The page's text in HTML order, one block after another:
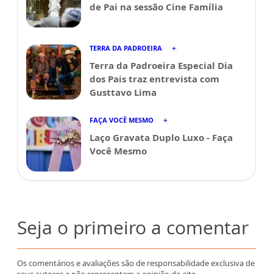
de Pai na sessão Cine Família
TERRA DA PADROEIRA
Terra da Padroeira Especial Dia
dos Pais traz entrevista com
Gusttavo Lima
FAÇA VOCÊ MESMO
Laço Gravata Duplo Luxo - Faça
Você Mesmo
Seja o primeiro a comentar
Os comentários e avaliações são de responsabilidade exclusiva de